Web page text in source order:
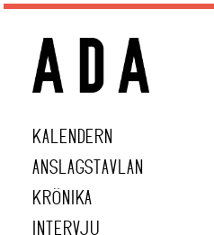
KALENDERN
ANSLAGSTAVLAN
KRÖNIKA
INTERVJU